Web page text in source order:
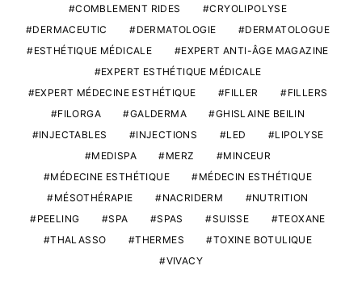
COMBLEMENT RIDES
CRYOLIPOLYSE
DERMACEUTIC
DERMATOLOGIE
DERMATOLOGUE
ESTHÉTIQUE MÉDICALE
EXPERT ANTI-ÂGE MAGAZINE
EXPERT ESTHÉTIQUE MÉDICALE
EXPERT MÉDECINE ESTHÉTIQUE
FILLER
FILLERS
FILORGA
GALDERMA
GHISLAINE BEILIN
INJECTABLES
INJECTIONS LED
LIPOLYSE
MEDISPA
MERZ
MINCEUR
MÉDECINE ESTHÉTIQUE
MÉDECIN ESTHÉTIQUE
MÉSOTHÉRAPIE
NACRIDERM
NUTRITION
PEELING
SPA SPAS SUISSE
TEOXANE
THALASSO
THERMES
TOXINE BOTULIQUE
VIVACY